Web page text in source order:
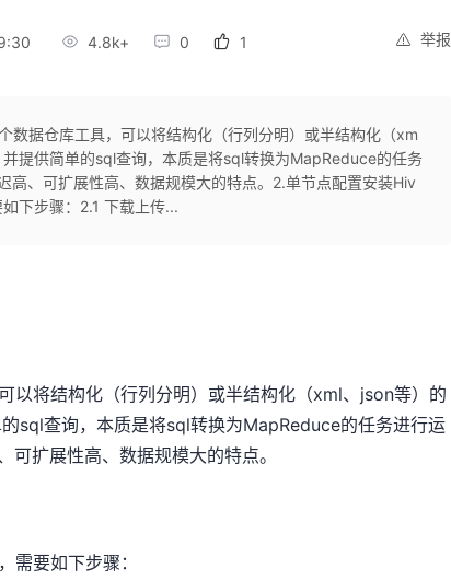
举报
4.8k+ 0 1
数据仓库工具，可以将结构化（行列分明）或半结构化（xm
提供简单的sql查询，本质是将sql转换为MapReduce的任务
高、可扩展性高、数据规模大的特点。2.单节点配置安装Hiv
下步骤：2.1 下载上传...
以将结构化（行列分明）或半结构化（xml、json等）的
sql查询，本质是将sql转换为MapReduce的任务进行运
扩展性高、数据规模大的特点。
要如下步骤：